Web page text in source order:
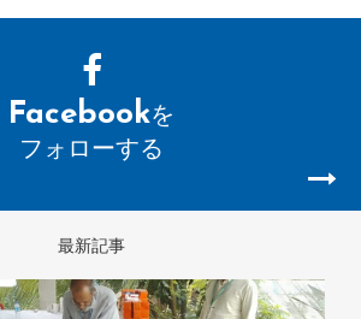
Facebookを
フォローする
最新記事